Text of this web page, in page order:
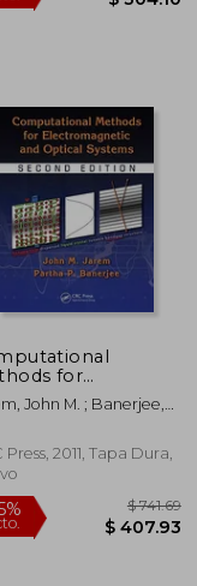
dcto.
for
and
Systems (en
John M. ; Banerjee,
Press, 2011, Tapa Dura,